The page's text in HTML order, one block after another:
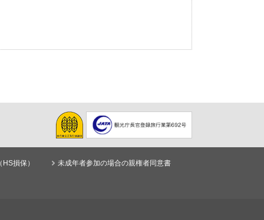
損保） 未成年者参加の場合の親権者同意書